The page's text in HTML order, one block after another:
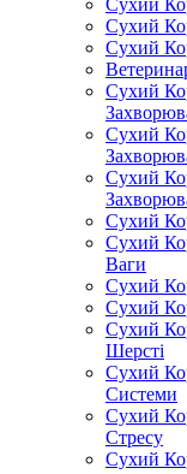
Сухий
Сухий
Сухий
Сухий
Сухий
Сухий
Сухий
Сухий
Ваги
Сухий
Сухий
Сухий
Шерсті
Сухий
Системи
Сухий
Стресу
Сухий